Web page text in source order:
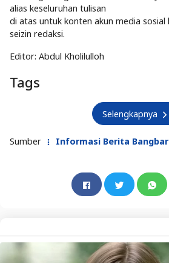
alias keseluruhan tulisan
di atas untuk konten akun media sosial
seizin redaksi.
Editor: Abdul Kholilulloh
Tags
Selengkapnya
Sumber Informasi Berita